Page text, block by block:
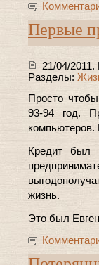
Первые
21/04/
Разделы:
Просто
93-94 год.
компьютеров.
Кредит был
жизнь.
Это был